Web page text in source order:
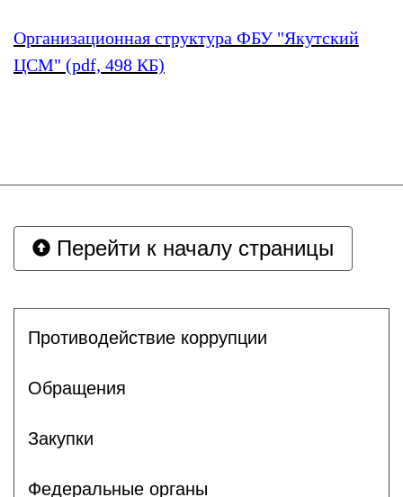
Организационная структура ФБУ "Якутский
ЦСМ" (pdf, 498 КБ)
Перейти к началу страницы
Противодействие коррупции
Обращения
Закупки
Федеральные органы